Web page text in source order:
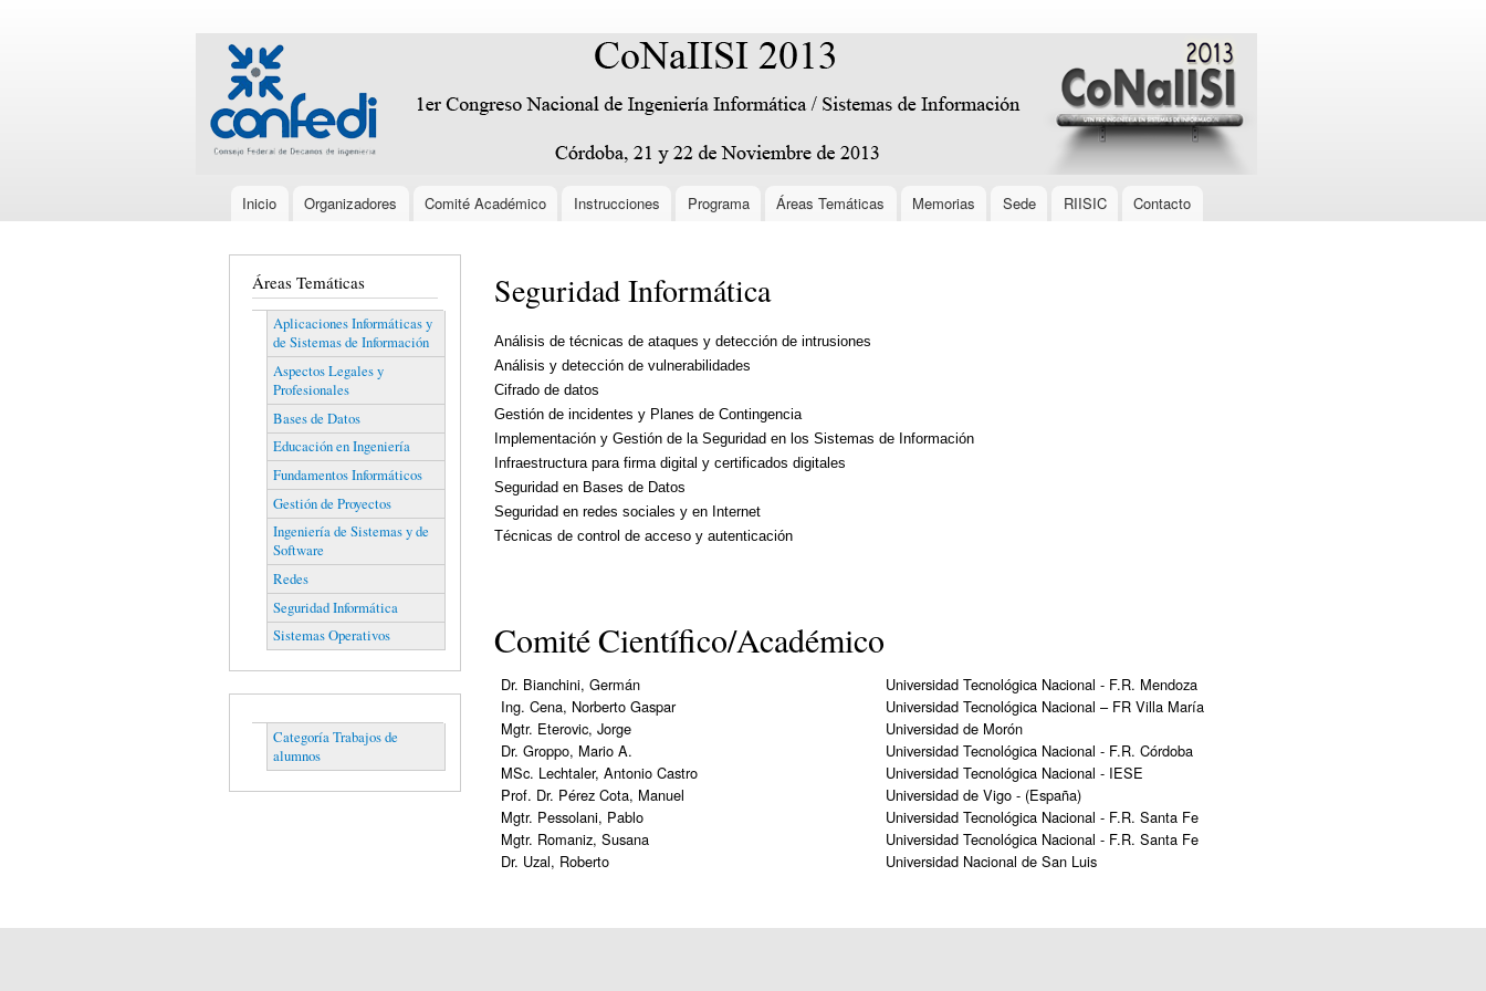
contenido
principal
conaiisi.frc.utn.edu.ar
Encabezado
Menú principal
Inicio Organizadores Comité Académico Instrucciones Programa Áreas Temáticas Memorias Sede RIISIC Contacto
Áreas Temáticas
Aplicaciones Informáticas y
de Sistemas de Información
Aspectos Legales y
Profesionales
Bases de Datos
Educación en Ingeniería
Fundamentos Informáticos
Gestión de Proyectos
Ingeniería de Sistemas y de
Software
Redes
Seguridad Informática
Sistemas Operativos
Categoría Trabajos de
alumnos
Seguridad Informática
Análisis de técnicas de ataques y detección de intrusiones
Análisis y detección de vulnerabilidades
Cifrado de datos
Gestión de incidentes y Planes de Contingencia
Implementación y Gestión de la Seguridad en los Sistemas de Información
Infraestructura para firma digital y certificados digitales
Seguridad en Bases de Datos
Seguridad en redes sociales y en Internet
Técnicas de control de acceso y autenticación
Comité Científico/Académico
Dr. Bianchini, Germán
Universidad Tecnológica Nacional - F.R. Mendoza
Ing. Cena, Norberto Gaspar
Universidad Tecnológica Nacional – FR Villa María
Mgtr. Eterovic, Jorge
Universidad de Morón
Dr. Groppo, Mario A.
Universidad Tecnológica Nacional - F.R. Córdoba
MSc. Lechtaler, Antonio Castro
Universidad Tecnológica Nacional - IESE
Prof. Dr. Pérez Cota, Manuel
Universidad de Vigo - (España)
Mgtr. Pessolani, Pablo
Universidad Tecnológica Nacional - F.R. Santa Fe
Mgtr. Romaniz, Susana
Universidad Tecnológica Nacional - F.R. Santa Fe
Dr. Uzal, Roberto
Universidad Nacional de San Luis